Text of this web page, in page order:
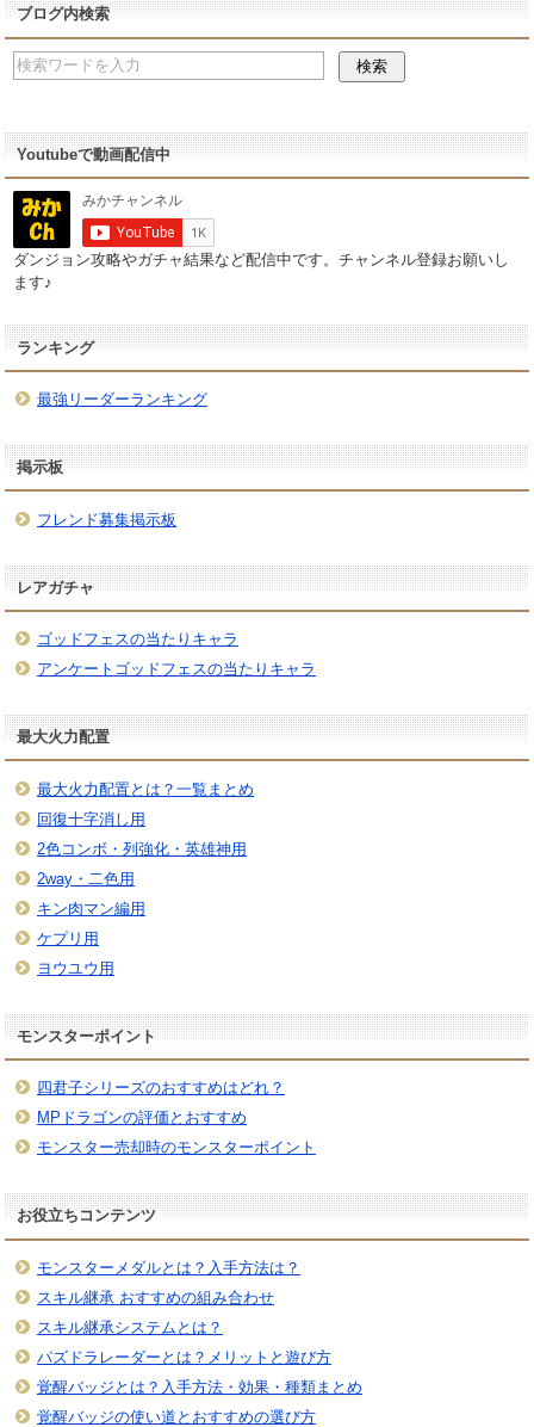
ブログ内検索
Youtubeで動画配信中
ダンジョン攻略やガチャ結果など配信中です。チャンネル登録お願いし
ます♪
ランキング
最強リーダーランキング
掲示板
フレンド募集掲示板
レアガチャ
ゴッドフェスの当たりキャラ
アンケートゴッドフェスの当たりキャラ
最大火力配置
最大火力配置とは？一覧まとめ
回復十字消し用
2色コンボ・列強化・英雄神用
2way・二色用
キン肉マン編用
ケプリ用
ヨウユウ用
モンスターポイント
四君子シリーズのおすすめはどれ？
MPドラゴンの評価とおすすめ
モンスター売却時のモンスターポイント
お役立ちコンテンツ
モンスターメダルとは？入手方法は？
スキル継承 おすすめの組み合わせ
スキル継承システムとは？
パズドラレーダーとは？メリットと遊び方
覚醒バッジとは？入手方法・効果・種類まとめ
覚醒バッジの使い道とおすすめの選び方